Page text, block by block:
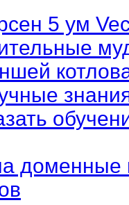
5 ум
доменные